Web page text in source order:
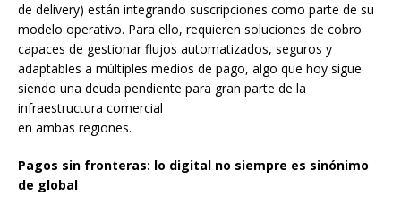
de delivery) están integrando suscripciones como parte de su
modelo operativo. Para ello, requieren soluciones de cobro
capaces de gestionar flujos automatizados, seguros y
adaptables a múltiples medios de pago, algo que hoy sigue
siendo una deuda pendiente para gran parte de la
infraestructura comercial
en ambas regiones.
Pagos sin fronteras: lo digital no siempre es sinónimo
de global